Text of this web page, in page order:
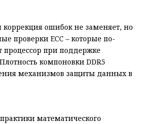
ошибок не заменяет, но
проверки ECC – которые по-
при поддержке
компоновки DDR5
механизмов защиты данных в
математического